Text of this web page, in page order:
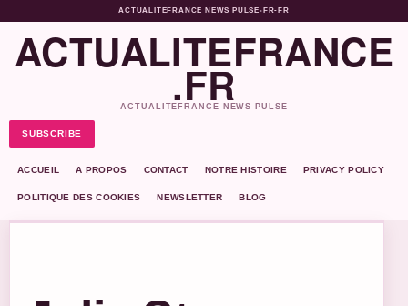
ACTUALITEFRANCE NEWS PULSE• FR-FR
ACTUALITEFRANCE
.FR
ACTUALITEFRANCE NEWS PULSE
SUBSCRIBE
ACCUEIL A PROPOS CONTACT NOTRE HISTOIRE PRIVACY POLICY
POLITIQUE DES COOKIES NEWSLETTER BLOG